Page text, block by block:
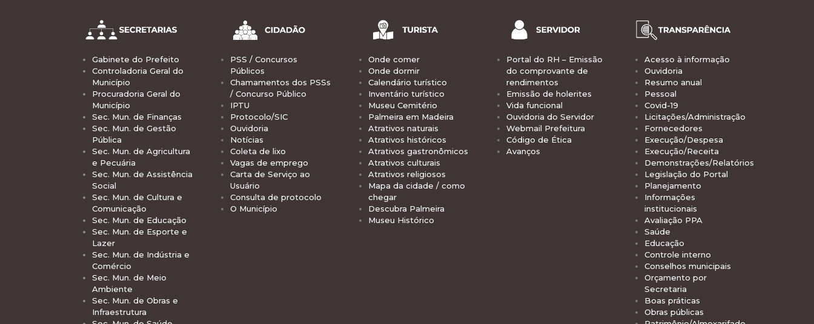
Gabinete do Prefeito
Controladoria Geral do
Município
Procuradoria Geral do
Município
Sec. Mun. de Finanças
Sec. Mun. de Gestão
Pública
Sec. Mun. de Agricultura
e Pecuária
Sec. Mun. de Assistência
Social
Sec. Mun. de Cultura e
Comunicação
Sec. Mun. de Educação
Sec. Mun. de Esporte e
Lazer
Sec. Mun. de Indústria e
Comércio
Sec. Mun. de Meio
Ambiente
Sec. Mun. de Obras e
Infraestrutura
PSS / Concursos
Públicos
Chamamentos dos PSSs
/ Concurso Público
IPTU
Protocolo/SIC
Ouvidoria
Notícias
Coleta de lixo
Vagas de emprego
Carta de Serviço ao
Usuário
Consulta de protocolo
O Município
Onde comer
Onde dormir
Calendário turístico
Inventário turístico
Museu Cemitério
Palmeira em Madeira
Atrativos naturais
Atrativos históricos
Atrativos gastronômicos
Atrativos culturais
Atrativos religiosos
Mapa da cidade / como
chegar
Descubra Palmeira
Museu Histórico
Portal do RH – Emissão
do comprovante de
rendimentos
Emissão de holerites
Vida funcional
Ouvidoria do Servidor
Webmail Prefeitura
Código de Ética
Avanços
Acesso à informação
Ouvidoria
Resumo anual
Pessoal
Covid-19
Licitações/Administração
Fornecedores
Execução/Despesa
Execução/Receita
Demonstrações/Relatórios
Legislação do Portal
Planejamento
Informações
institucionais
Avaliação PPA
Saúde
Educação
Controle interno
Conselhos municipais
Orçamento por
Secretaria
Boas práticas
Obras públicas